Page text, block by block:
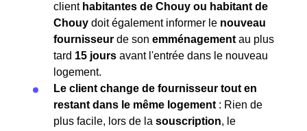
client habitantes de Chouy ou habitant de
Chouy doit également informer le nouveau
fournisseur de son emménagement au plus
tard 15 jours avant l'entrée dans le nouveau
logement.
Le client change de fournisseur tout en
restant dans le même logement : Rien de
plus facile, lors de la souscription, le